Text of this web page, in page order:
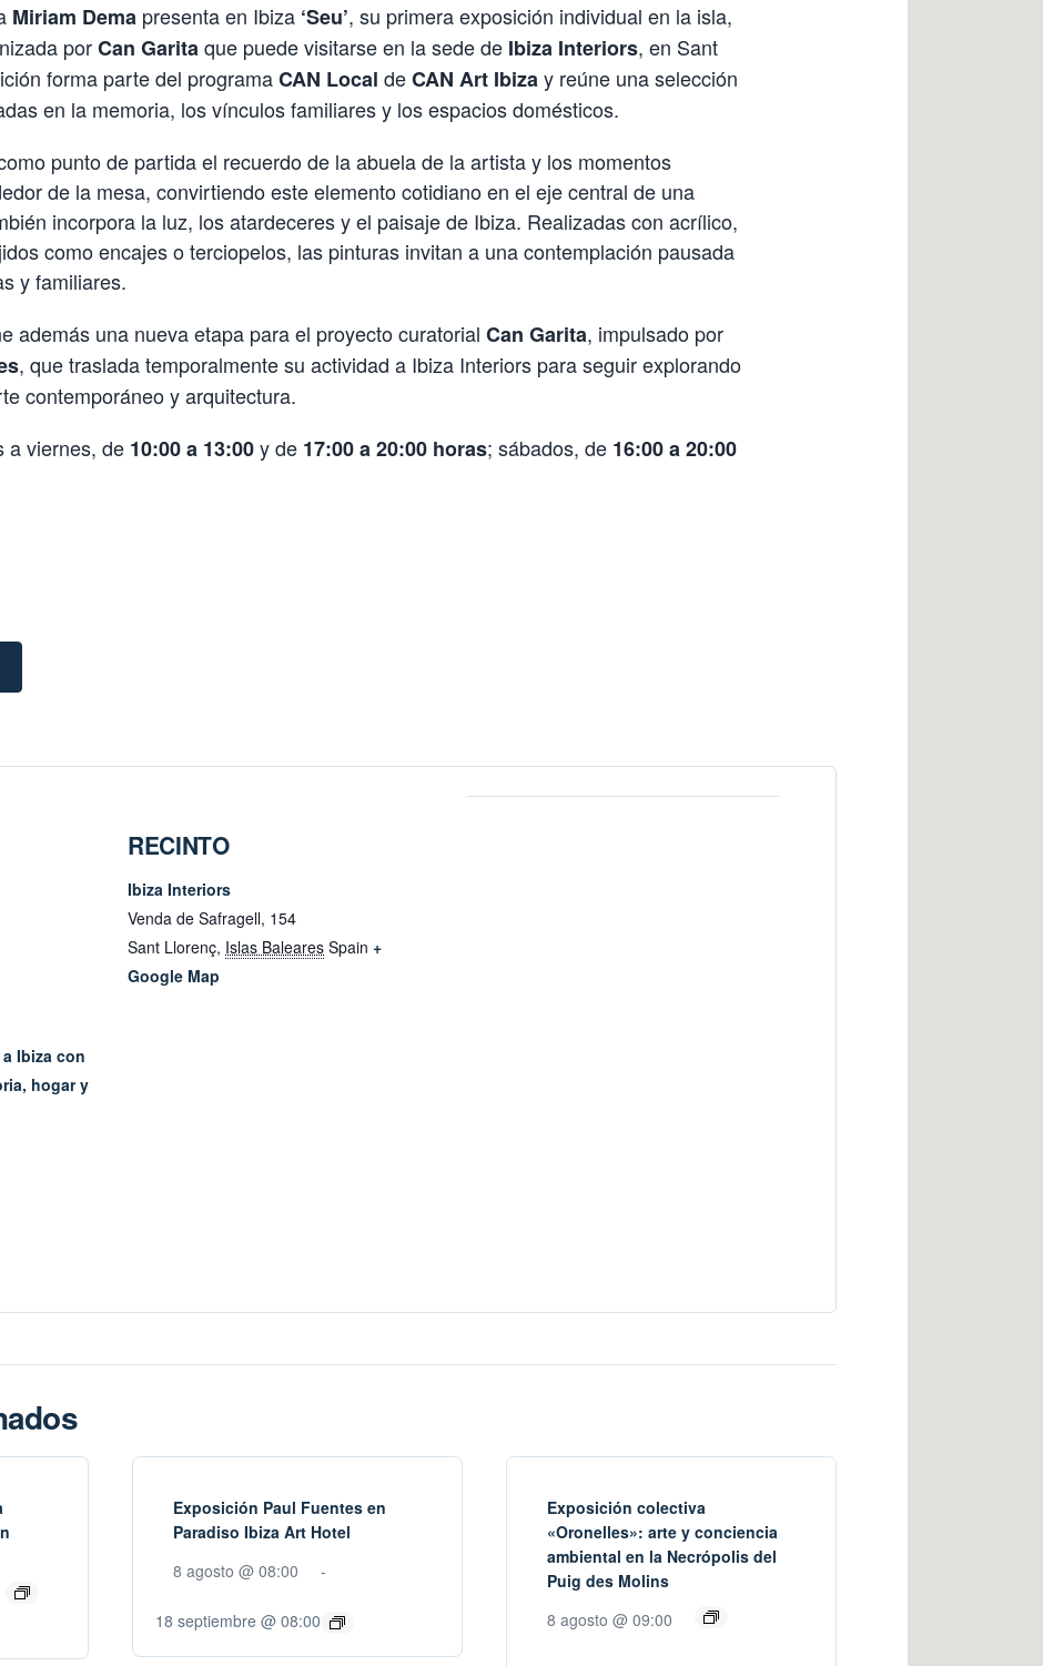
Miriam Dema presenta en Ibiza ‘Seu’, su primera exposición individual en la isla,
porCan Garitaque puede visitarse en la sede de Ibiza Interiors, en Sant
forma parte del programaCAN Local deCAN Art Ibizay reúne una selección
en la memoria, los vínculos familiares y los espacios domésticos.
punto de partida el recuerdo de la abuela de la artista y los momentos
de la mesa, convirtiendo este elemento cotidiano en el eje central de una
incorpora la luz, los atardeceres y el paisaje de Ibiza. Realizadas con acrílico,
como encajes o terciopelos, las pinturas invitan a una contemplación pausada
y familiares.
además una nueva etapa para el proyecto curatorial Can Garita, impulsado por
, que traslada temporalmente su actividad a Ibiza Interiors para seguir explorando
contemporáneo y arquitectura.
a viernes, de 10:00 a 13:00y de 17:00 a 20:00 horas; sábados, de 16:00 a 20:00
a Ibiza con
hogar y
RECINTO
Ibiza Interiors
Venda de Safragell, 154
Sant Llorenç, Islas Baleares Spain +
Google Map
Exposición Paul Fuentes en
Paradiso Ibiza Art Hotel
8 agosto @ 08:00
-
18 septiembre @ 08:00
Exposición colectiva
«Oronelles»: arte y conciencia
ambiental en la Necrópolis del
Puig des Molins
8 agosto @ 09:00